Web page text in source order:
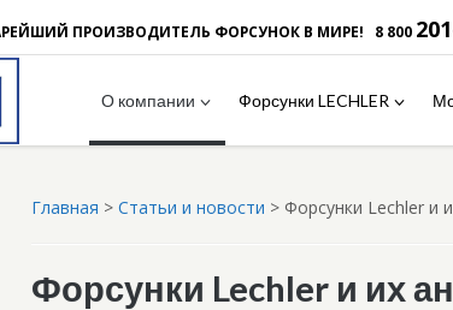
ПРОИЗВОДИТЕЛЬ ФОРСУНОК В МИРЕ! 8 800
О компании Форсунки LECHLER
Главная > Статьи и новости > Форсунки Lechler и
Форсунки Lechler и их